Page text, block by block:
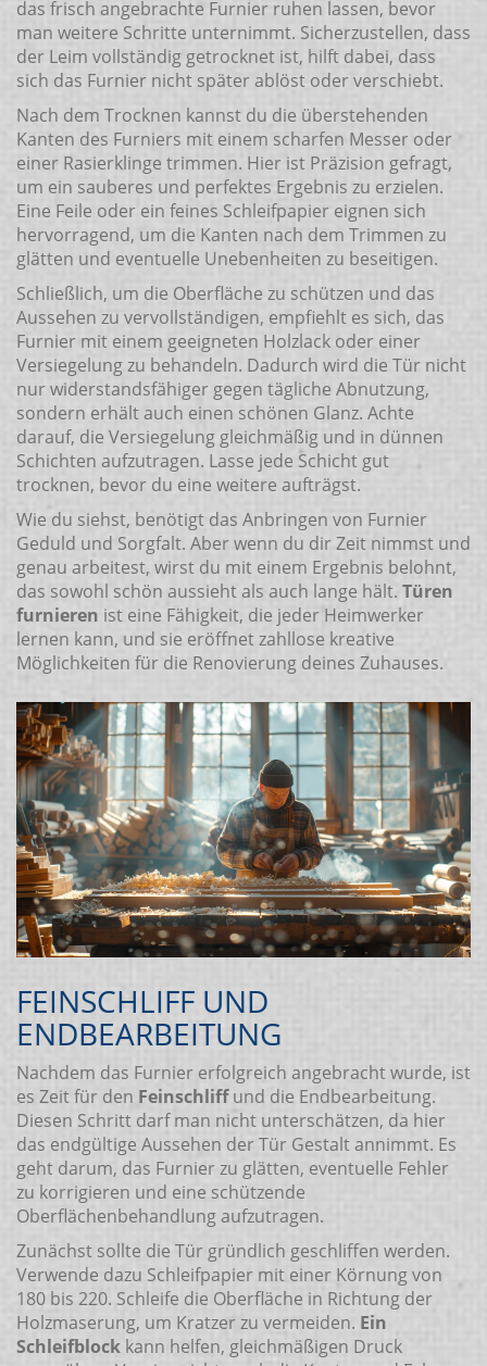
das frisch angebrachte Furnier ruhen lassen, bevor
man weitere Schritte unternimmt. Sicherzustellen, dass
der Leim vollständig getrocknet ist, hilft dabei, dass
sich das Furnier nicht später ablöst oder verschiebt.
Nach dem Trocknen kannst du die überstehenden
Kanten des Furniers mit einem scharfen Messer oder
einer Rasierklinge trimmen. Hier ist Präzision gefragt,
um ein sauberes und perfektes Ergebnis zu erzielen.
Eine Feile oder ein feines Schleifpapier eignen sich
hervorragend, um die Kanten nach dem Trimmen zu
glätten und eventuelle Unebenheiten zu beseitigen.
Schließlich, um die Oberfläche zu schützen und das
Aussehen zu vervollständigen, empfiehlt es sich, das
Furnier mit einem geeigneten Holzlack oder einer
Versiegelung zu behandeln. Dadurch wird die Tür nicht
nur widerstandsfähiger gegen tägliche Abnutzung,
sondern erhält auch einen schönen Glanz. Achte
darauf, die Versiegelung gleichmäßig und in dünnen
Schichten aufzutragen. Lasse jede Schicht gut
trocknen, bevor du eine weitere aufträgst.
Wie du siehst, benötigt das Anbringen von Furnier
Geduld und Sorgfalt. Aber wenn du dir Zeit nimmst und
genau arbeitest, wirst du mit einem Ergebnis belohnt,
das sowohl schön aussieht als auch lange hält. Türen
furnieren ist eine Fähigkeit, die jeder Heimwerker
lernen kann, und sie eröffnet zahllose kreative
Möglichkeiten für die Renovierung deines Zuhauses.
FEINSCHLIFF UND
ENDBEARBEITUNG
Nachdem das Furnier erfolgreich angebracht wurde, ist
es Zeit für den Feinschliffund die Endbearbeitung.
Diesen Schritt darf man nicht unterschätzen, da hier
das endgültige Aussehen der Tür Gestalt annimmt. Es
geht darum, das Furnier zu glätten, eventuelle Fehler
zu korrigieren und eine schützende
Oberflächenbehandlung aufzutragen.
Zunächst sollte die Tür gründlich geschliffen werden.
Verwende dazu Schleifpapier mit einer Körnung von
180 bis 220. Schleife die Oberfläche in Richtung der
Holzmaserung, um Kratzer zu vermeiden. Ein
Schleifblock kann helfen, gleichmäßigen Druck